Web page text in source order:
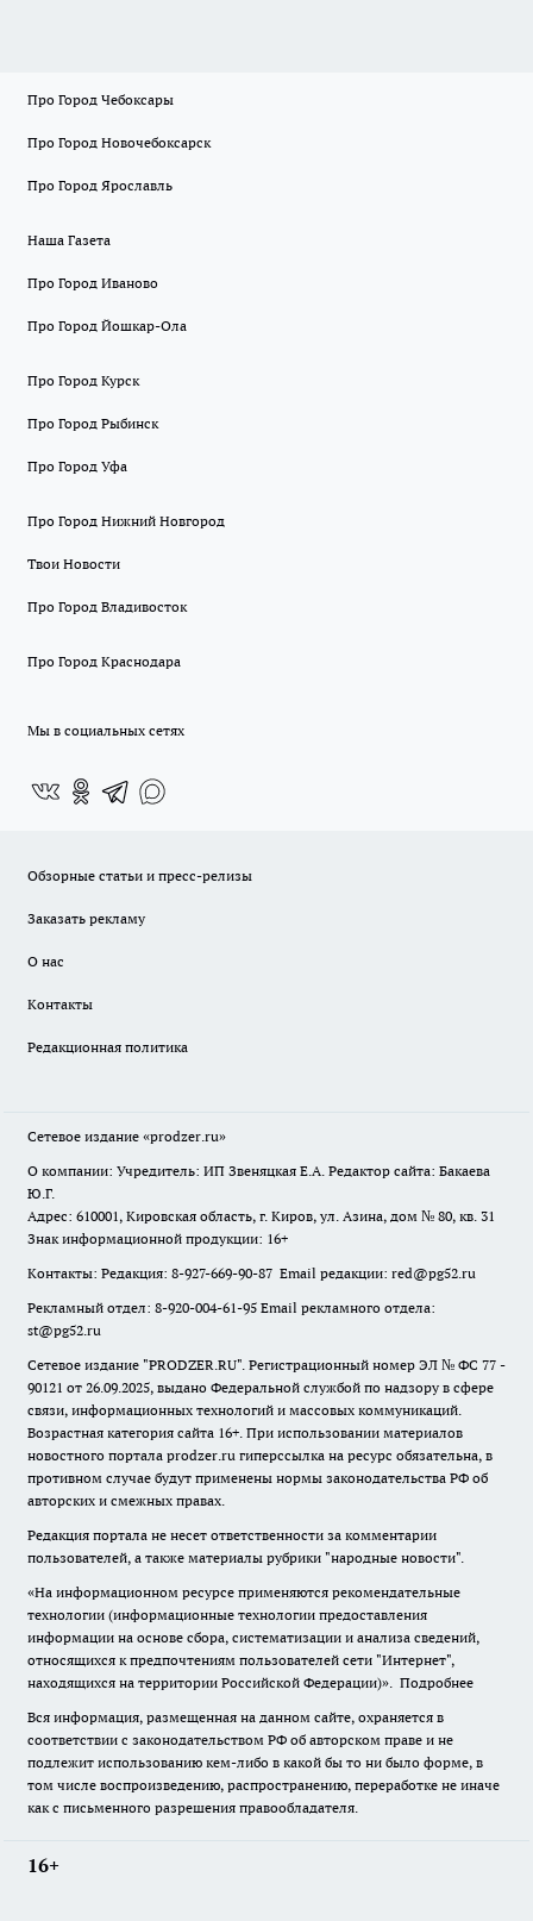
Про Город Чебоксары
Про Город Новочебоксарск
Про Город Ярославль
Наша Газета
Про Город Иваново
Про Город Йошкар-Ола
Про Город Курск
Про Город Рыбинск
Про Город Уфа
Про Город Нижний Новгород
Твои Новости
Про Город Владивосток
Про Город Краснодара
Мы в социальных сетях
Обзорные статьи и пресс-релизы
Заказать рекламу
О нас
Контакты
Редакционная политика
Сетевое издание «prodzer.ru»
О компании: Учредитель: ИП Звеняцкая Е.А. Редактор сайта: Бакаева
Ю.Г.
Адрес: 610001, Кировская область, г. Киров, ул. Азина, дом № 80, кв. 31
Знак информационной продукции: 16+
Контакты: Редакция: 8-927-669-90-87 Email редакции: red@pg52.ru
Рекламный отдел: 8-920-004-61-95 Email рекламного отдела:
st@pg52.ru
Сетевое издание "PRODZER.RU". Регистрационный номер ЭЛ № ФС 77 -
90121 от 26.09.2025, выдано Федеральной службой по надзору в сфере
связи, информационных технологий и массовых коммуникаций.
Возрастная категория сайта 16+. При использовании материалов
новостного портала prodzer.ru гиперссылка на ресурс обязательна, в
противном случае будут применены нормы законодательства РФ об
авторских и смежных правах.
Редакция портала не несет ответственности за комментарии
пользователей, а также материалы рубрики "народные новости".
«На информационном ресурсе применяются рекомендательные
технологии (информационные технологии предоставления
информации на основе сбора, систематизации и анализа сведений,
относящихся к предпочтениям пользователей сети "Интернет",
находящихся на территории Российской Федерации)». Подробнее
Вся информация, размещенная на данном сайте, охраняется в
соответствии с законодательством РФ об авторском праве и не
подлежит использованию кем-либо в какой бы то ни было форме, в
том числе воспроизведению, распространению, переработке не иначе
как с письменного разрешения правообладателя.
16+